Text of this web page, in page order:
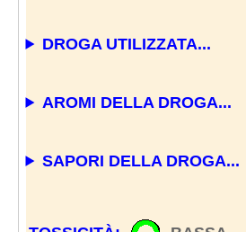
DROGA UTILIZZATA...
AROMI DELLA DROGA...
SAPORI DELLA DROGA...